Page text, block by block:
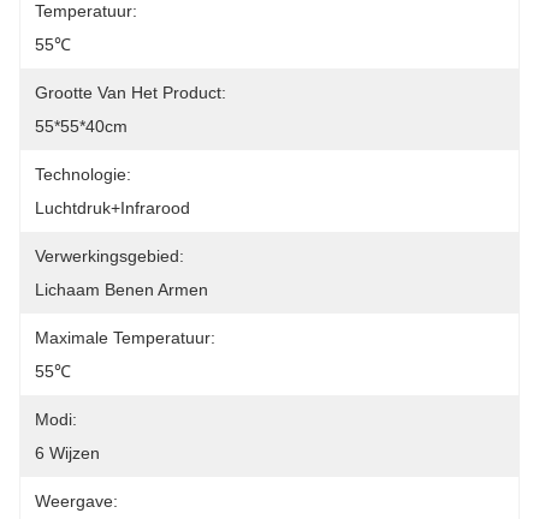
Temperatuur:
55℃
Grootte Van Het Product:
55*55*40cm
Technologie:
Luchtdruk+Infrarood
Verwerkingsgebied:
Lichaam Benen Armen
Maximale Temperatuur:
55℃
Modi:
6 Wijzen
Weergave: